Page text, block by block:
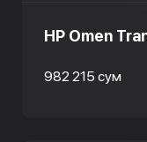
HP Omen
982 215 сум